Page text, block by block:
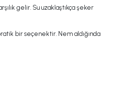
gelir. Su uzaklaştıkça şeker
bir seçenektir. Nem aldığında